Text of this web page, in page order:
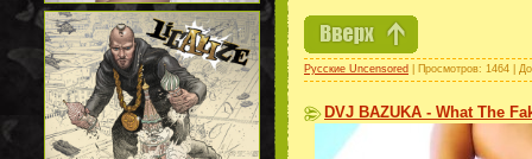
Русские Uncensored | Просмотров: 1464 |
DVJ BAZUKA - What The